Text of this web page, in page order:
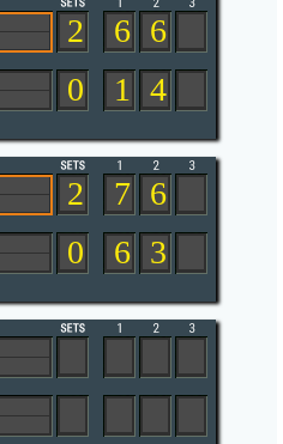
2
0
6 6
1
4
2
0
7 6
6 3